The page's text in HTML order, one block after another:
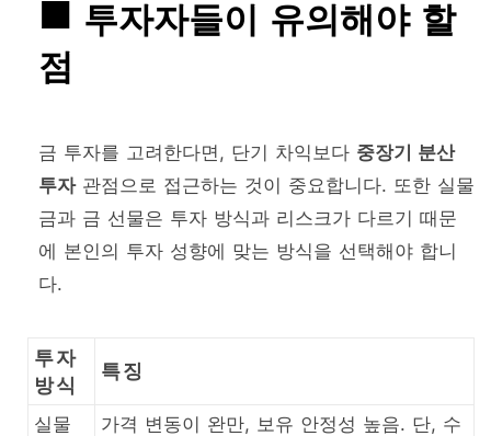
투자자들이 유의해야 할
점
금 투자를 고려한다면, 단기 차익보다 중장기 분산
투자관점으로 접근하는 것이 중요합니다. 또한 실물
금과 금 선물은 투자 방식과 리스크가 다르기 때문
에 본인의 투자 성향에 맞는 방식을 선택해야 합니
다.
투자
방식
특징
실물
가격 변동이 완만, 보유 안정성 높음. 단, 수